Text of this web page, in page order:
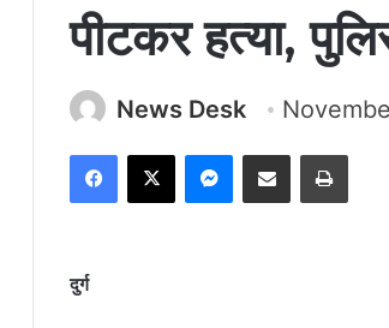
पीटकर हत्या,
News Desk
Facebook
X Messenger
Share via Email Print
दुर्ग